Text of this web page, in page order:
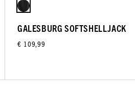
GALESBURG SOFTSHELLJACK
€ 109,99